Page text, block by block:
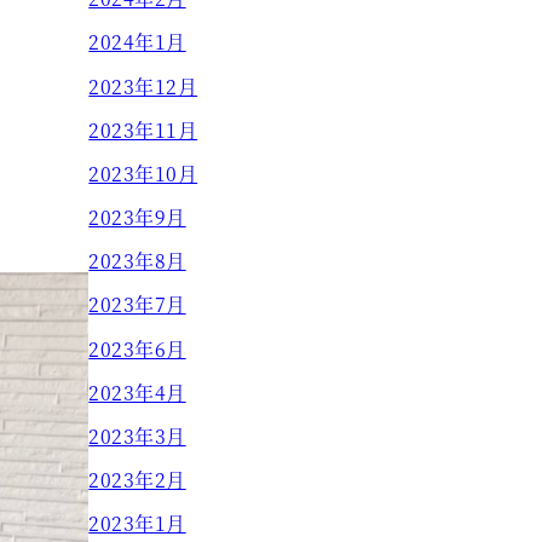
2024年1月
2023年12月
2023年11月
2023年10月
2023年9月
2023年8月
2023年7月
2023年6月
2023年4月
2023年3月
2023年2月
2023年1月